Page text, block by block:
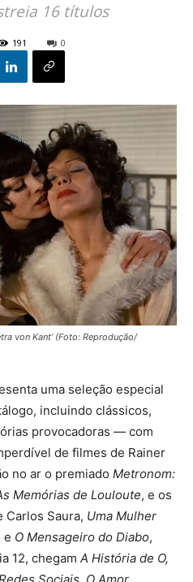
16 títulos
191 0
von Kant’ (Foto: Reprodução/
uma seleção especial
incluindo clássicos,
provocadoras — com
de filmes de Rainer
no ar o premiado Metronom:
Memórias de Louloute, e os
Carlos Saura, Uma Mulher
e O Mensageiro do Diabo,
12, chegam A História de O,